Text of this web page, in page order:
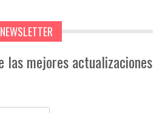
NEWSLETTER
las mejores actualizaciones